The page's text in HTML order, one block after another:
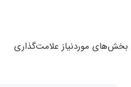
بخش‌های موردنیاز علامت‌گذاری